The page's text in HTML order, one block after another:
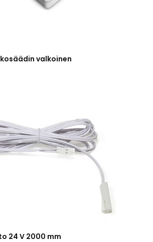
valkoinen
24 V 2000 mm